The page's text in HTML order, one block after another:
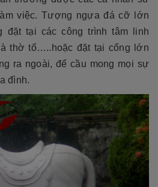
việc. Tượng ngựa đá cỡ lớn
đặt tại các công trình tâm linh
thờ tổ…..hoặc đặt tại cổng lớn
ra ngoài, để cầu mong mọi sự
đình.